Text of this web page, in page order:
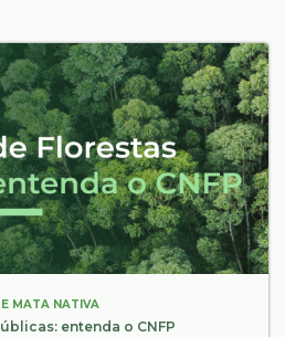
MATA NATIVA
entenda o CNFP